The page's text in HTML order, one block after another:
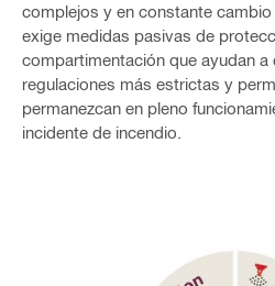
complejos y en constante
exige medidas pasivas de
compartimentación que ayudan a
regulaciones más estrictas y
permanezcan en pleno
incidente de incendio.